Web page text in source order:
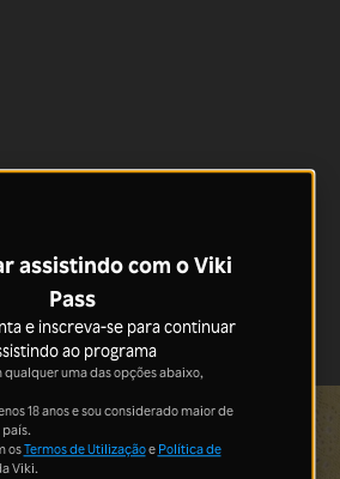
assistindo com o Viki
Pass
e inscreva-se para continuar
ao programa
qualquer uma das opções abaixo,
18 anos e sou considerado maior de
osTermos de Utilizaçãoe Política de
Viki.